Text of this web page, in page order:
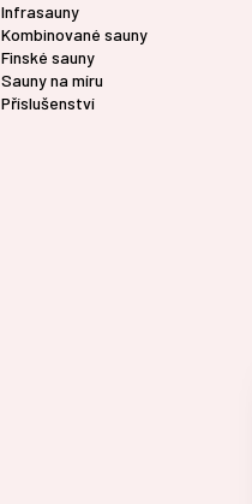
Infrasauny
Kombinované sauny
Finské sauny
Sauny na míru
Příslušenství